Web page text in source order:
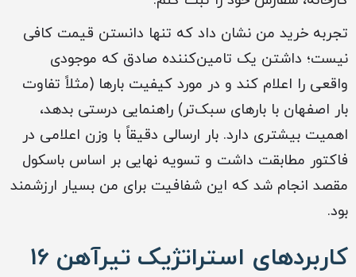
تجربه خرید من نشان داد که تنها دانستن قیمت کافی
نیست؛ داشتن یک تامین‌کننده صادق که موجودی
واقعی را اعلام کند و در مورد کیفیت بارها (مثلاً تفاوت
بار اصفهان با بارهای سبک‌تر) راهنمایی درستی بدهد،
اهمیت بیشتری دارد. بار ارسالی دقیقاً با وزن اعلامی در
فاکتور مطابقت داشت و تسویه نهایی بر اساس باسکول
مقصد انجام شد که این شفافیت برای من بسیار ارزشمند
بود.
کاربردهای استراتژیک تیرآهن 16